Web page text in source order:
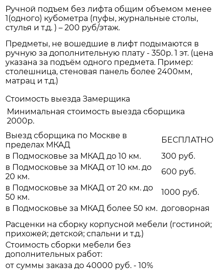
Ручной подъем без лифта общим объемом менее
1(одного) кубометра (пуфы, журнальные столы,
стулья и т.д. ) – 200 руб/этаж.
Предметы, не вошедшие в лифт подымаются в
ручную за дополнительную плату - 350р. 1 эт. (цена
указана за подъём одного предмета. Пример:
столешница, стеновая панель более 2400мм,
матрац и т.д.)
Стоимость выезда Замерщика
Минимальная стоимость выезда сборщика
2000р.
Выезд сборщика по Москве в
пределах МКАД
БЕСПЛАТНО
в Подмосковье за МКАД до 10 км.
300 руб.
в Подмосковье за МКАД от 10 км. до
20 км.
600 руб.
в Подмосковье за МКАД от 20 км. до
50 км.
1000 руб.
в Подмосковье за МКАД более 50 км. договорная
Расценки на сборку корпусной мебели (гостиной;
прихожей; детской; спальни и т.д.)
Стоимость сборки мебели без
дополнительных работ:
от суммы заказа до 40000 руб. - 10%